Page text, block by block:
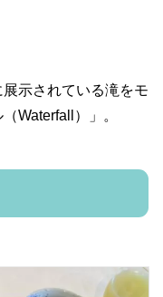
示されている滝をモ
Waterfall）」。